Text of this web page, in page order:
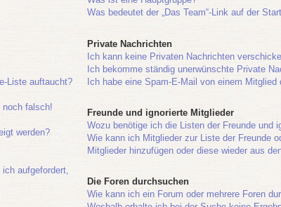
Liste auftaucht?
noch falsch!
werden?
aufgefordert,
Was bedeutet der „Das Team“-Link auf der
Private Nachrichten
Ich kann keine Privaten Nachrichten
Ich bekomme ständig unerwünschte Private
Ich habe eine Spam-E-Mail von einem Mitglied
Freunde und ignorierte Mitglieder
Wozu benötige ich die Listen der Freunde und
Wie kann ich Mitglieder zur Liste der Freunde
Mitglieder hinzufügen oder diese wieder aus
Die Foren durchsuchen
Wie kann ich ein Forum oder mehrere Foren